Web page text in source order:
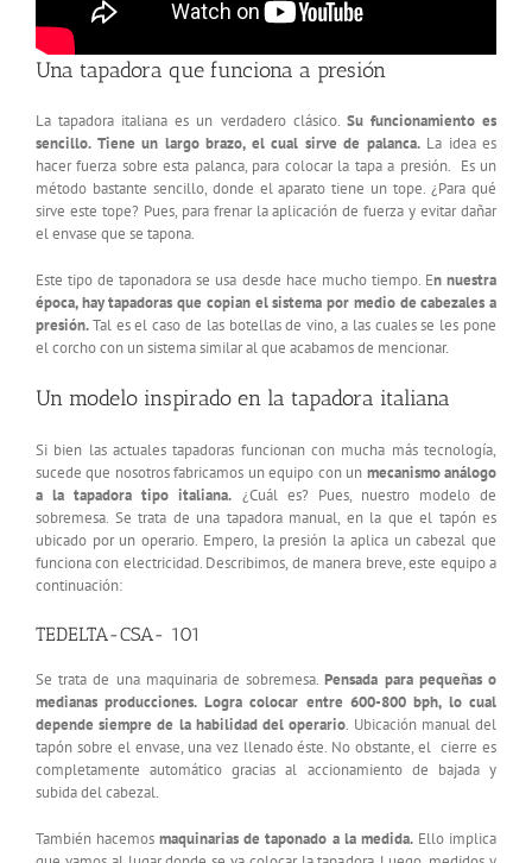
Una tapadora que funciona a presión
La tapadora italiana es un verdadero clásico. Su funcionamiento es
sencillo. Tiene un largo brazo, el cual sirve de palanca.La idea es
hacer fuerza sobre esta palanca, para colocar la tapa a presión. Es un
método bastante sencillo, donde el aparato tiene un tope. ¿Para qué
sirve este tope? Pues, para frenar la aplicación de fuerza y evitar dañar
el envase que se tapona.
Este tipo de taponadora se usa desde hace mucho tiempo. En nuestra
época, hay tapadoras que copian el sistema por medio de cabezales a
presión.Tal es el caso de las botellas de vino, a las cuales se les pone
el corcho con un sistema similar al que acabamos de mencionar.
Un modelo inspirado en la tapadora italiana
Si bien las actuales tapadoras funcionan con mucha más tecnología,
sucede que nosotros fabricamos un equipo con un mecanismo análogo
a la tapadora tipo italiana. ¿Cuál es? Pues, nuestro modelo de
sobremesa. Se trata de una tapadora manual, en la que el tapón es
ubicado por un operario. Empero, la presión la aplica un cabezal que
funciona con electricidad. Describimos, de manera breve, este equipo a
continuación:
TEDELTA-CSA- 101
Se trata de una maquinaria de sobremesa.Pensada para pequeñas o
medianas producciones. Logra colocar entre 600-800 bph, lo cual
depende siempre de la habilidad del operario. Ubicación manual del
tapón sobre el envase, una vez llenado éste. No obstante, el cierre es
completamente automático gracias al accionamiento de bajada y
subida del cabezal.
También hacemosmaquinarias de taponado a la medida.Ello implica